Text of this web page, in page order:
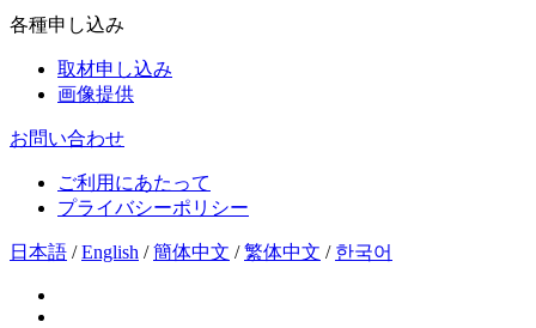
各種申し込み
取材申し込み
画像提供
お問い合わせ
ご利用にあたって
プライバシーポリシー
日本語 /English /簡体中文 /繁体中文 / 한국어